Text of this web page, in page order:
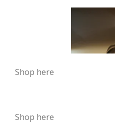
Shop here
Shop here